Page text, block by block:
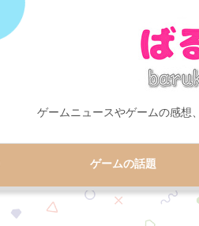
ゲームニュースやゲームの感想
ゲームの話題